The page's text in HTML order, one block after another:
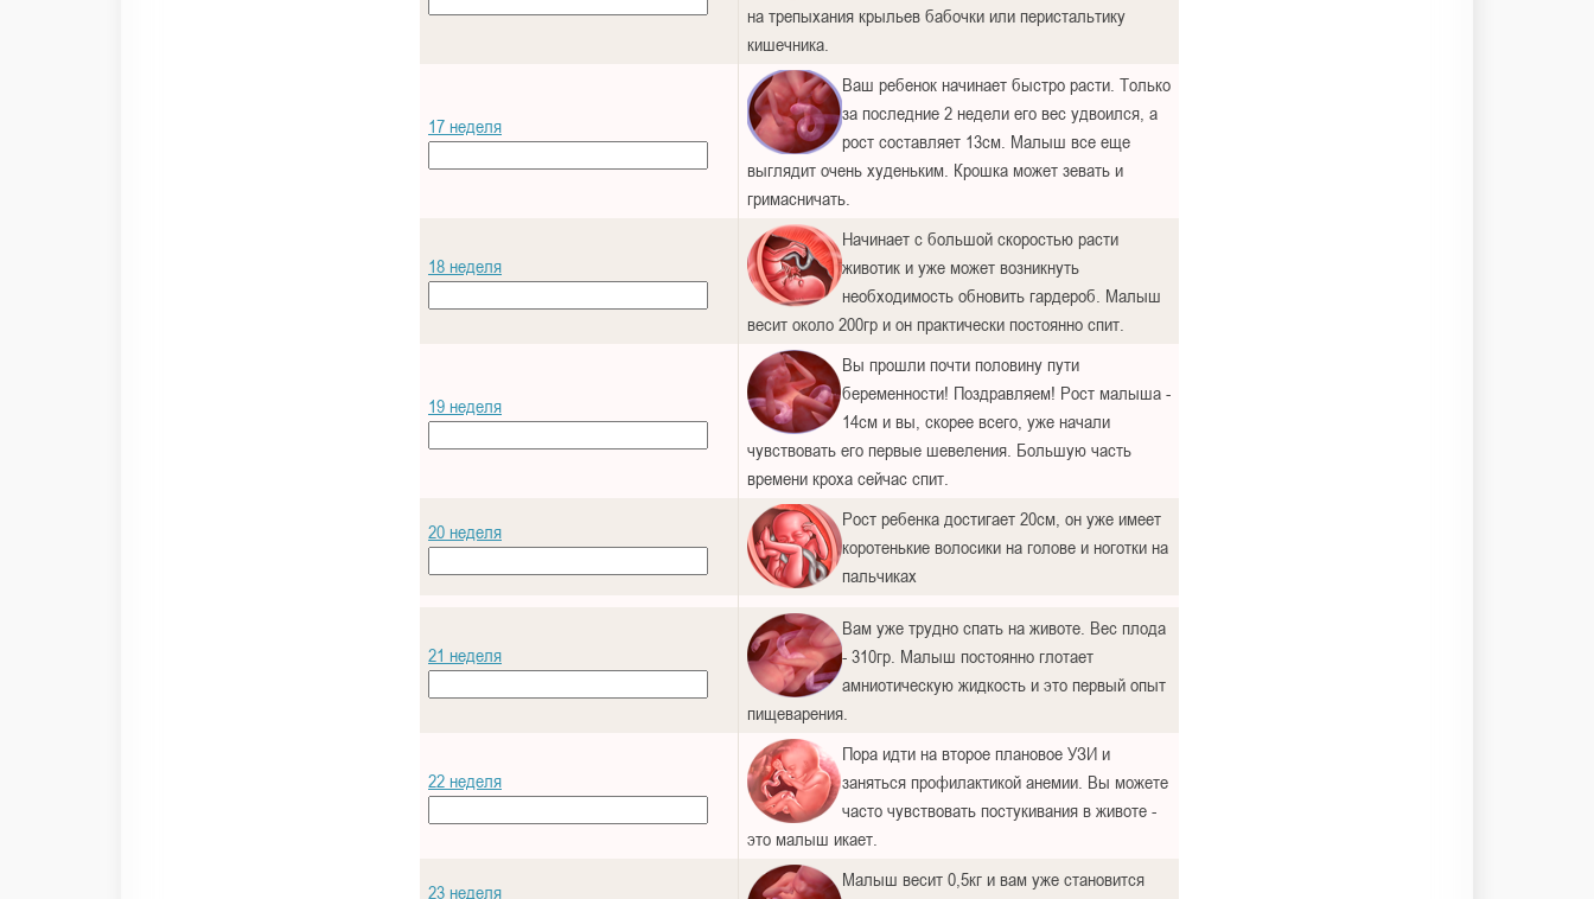
на трепыхания крыльев бабочки или перистальтику
кишечника.
17 неделя
Ваш ребенок начинает быстро расти. Только
за последние 2 недели его вес удвоился, а
рост составляет 13см. Малыш все еще
выглядит очень худеньким. Крошка может зевать и
гримасничать.
18 неделя
Начинает с большой скоростью расти
животик и уже может возникнуть
необходимость обновить гардероб. Малыш
весит около 200гр и он практически постоянно спит.
19 неделя
Вы прошли почти половину пути
беременности! Поздравляем! Рост малыша -
14см и вы, скорее всего, уже начали
чувствовать его первые шевеления. Большую часть
времени кроха сейчас спит.
20 неделя
Рост ребенка достигает 20см, он уже имеет
коротенькие волосики на голове и ноготки на
пальчиках
21 неделя
Вам уже трудно спать на животе. Вес плода
- 310гр. Малыш постоянно глотает
амниотическую жидкость и это первый опыт
пищеварения.
22 неделя
Пора идти на второе плановое УЗИ и
заняться профилактикой анемии. Вы можете
часто чувствовать постукивания в животе -
это малыш икает.
23 неделя
Малыш весит 0,5кг и вам уже становится